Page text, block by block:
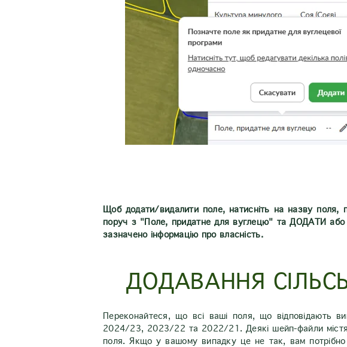
Щоб додати/видалити поле, натисніть на назву поля,
поруч з "Поле, придатне для вуглецю" та ДОДАТИ
зазначено інформацію про власність.
ДОДАВАННЯ
Переконайтеся, що всі ваші поля, що відповідають
2024/23, 2023/22 та 2022/21. Деякі шейп-файли
поля. Якщо у вашому випадку це не так, вам